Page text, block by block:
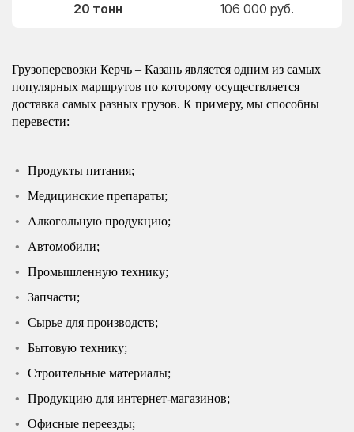
20 тонн 106 000 руб.
Грузоперевозки Керчь – Казань является одним из самых
популярных маршрутов по которому осуществляется
доставка самых разных грузов. К примеру, мы способны
перевести:
Продукты питания;
Медицинские препараты;
Алкогольную продукцию;
Автомобили;
Промышленную технику;
Запчасти;
Сырье для производств;
Бытовую технику;
Строительные материалы;
Продукцию для интернет-магазинов;
Офисные переезды;